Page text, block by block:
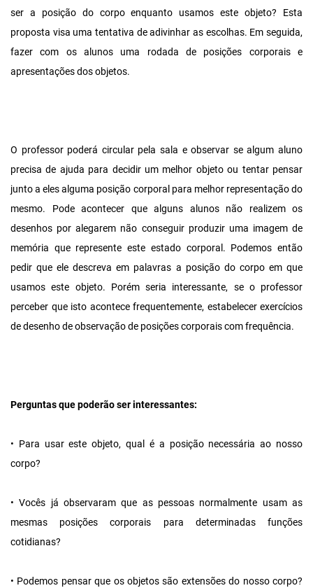
ser a posição do corpo enquanto usamos este objeto? Esta
proposta visa uma tentativa de adivinhar as escolhas. Em seguida,
fazer com os alunos uma rodada de posições corporais e
apresentações dos objetos.
O professor poderá circular pela sala e observar se algum aluno
precisa de ajuda para decidir um melhor objeto ou tentar pensar
junto a eles alguma posição corporal para melhor representação do
mesmo. Pode acontecer que alguns alunos não realizem os
desenhos por alegarem não conseguir produzir uma imagem de
memória que represente este estado corporal. Podemos então
pedir que ele descreva em palavras a posição do corpo em que
usamos este objeto. Porém seria interessante, se o professor
perceber que isto acontece frequentemente, estabelecer exercícios
de desenho de observação de posições corporais com frequência.
Perguntas que poderão ser interessantes:
• Para usar este objeto, qual é a posição necessária ao nosso
corpo?
• Vocês já observaram que as pessoas normalmente usam as
mesmas posições corporais para determinadas funções
cotidianas?
• Podemos pensar que os objetos são extensões do nosso corpo?